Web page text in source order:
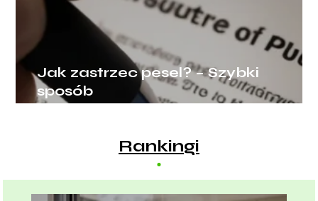
Jak zastrzec pesel? – Szybki
sposób
Rankingi